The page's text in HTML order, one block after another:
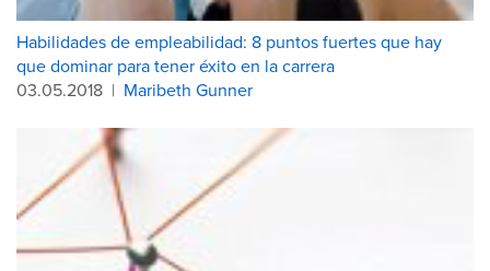
Habilidades de empleabilidad: 8 puntos fuertes que hay
que dominar para tener éxito en la carrera
03.05.2018 | Maribeth Gunner